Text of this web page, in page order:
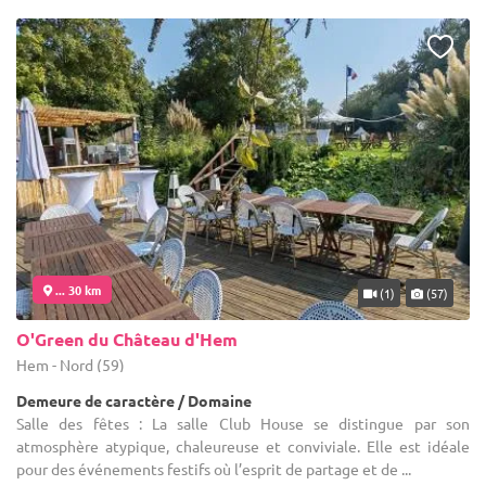
... 30 km (1) (57)
O'Green du Château d'Hem
Hem - Nord (59)
Demeure de caractère / Domaine
Salle des fêtes : La salle Club House se distingue par son
atmosphère atypique, chaleureuse et conviviale. Elle est idéale
pour des événements festifs où l’esprit de partage et de ...